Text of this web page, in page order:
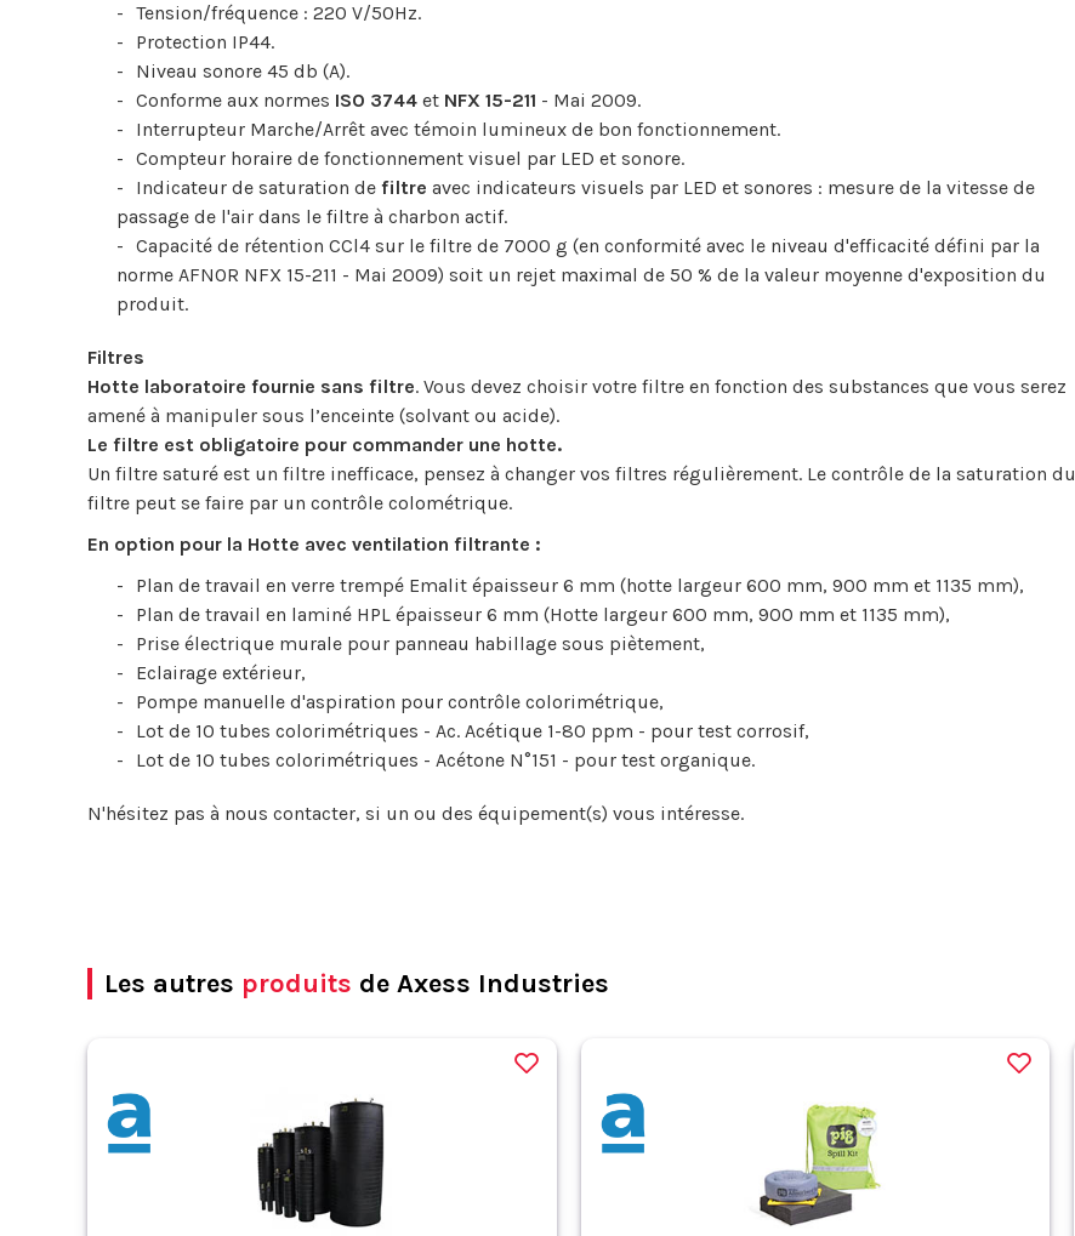
Tension/fréquence : 220 V/50Hz.
Protection IP44.
Niveau sonore 45 db (A).
Conforme aux normes ISO 3744 et NFX 15-211 - Mai 2009.
Interrupteur Marche/Arrêt avec témoin lumineux de bon fonctionnement.
Compteur horaire de fonctionnement visuel par LED et sonore.
Indicateur de saturation de filtre avec indicateurs visuels par LED et sonores : mesure de la vitesse de
passage de l'air dans le filtre à charbon actif.
Capacité de rétention CCl4 sur le filtre de 7000 g (en conformité avec le niveau d'efficacité défini par la
norme AFNOR NFX 15-211 - Mai 2009) soit un rejet maximal de 50 % de la valeur moyenne d'exposition du
produit.
Filtres
Hotte laboratoire fournie sans filtre. Vous devez choisir votre filtre en fonction des substances que vous serez
amené à manipuler sous l’enceinte (solvant ou acide).
Le filtre est obligatoire pour commander une hotte.
Un filtre saturé est un filtre inefficace, pensez à changer vos filtres régulièrement. Le contrôle de la saturation du
filtre peut se faire par un contrôle colométrique.
En option pour la Hotte avec ventilation filtrante :
Plan de travail en verre trempé Emalit épaisseur 6 mm (hotte largeur 600 mm, 900 mm et 1135 mm),
Plan de travail en laminé HPL épaisseur 6 mm (Hotte largeur 600 mm, 900 mm et 1135 mm),
Prise électrique murale pour panneau habillage sous piètement,
Eclairage extérieur,
Pompe manuelle d'aspiration pour contrôle colorimétrique,
Lot de 10 tubes colorimétriques - Ac. Acétique 1-80 ppm - pour test corrosif,
Lot de 10 tubes colorimétriques - Acétone N°151 - pour test organique.
N'hésitez pas à nous contacter, si un ou des équipement(s) vous intéresse.
Les autres produits de Axess Industries